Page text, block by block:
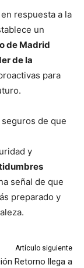
respuesta a la
un
de Madrid
de la
para
de que
y
señal de que
preparado y
Artículo siguiente
Retorno llega a